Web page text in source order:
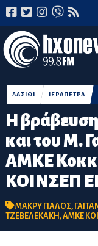
Η
και του Μ.
ΑΜΚΕ
ΚΟΙΝΣΕΠ
ΛΑΣΙΘΙ ΙΕΡΑΠΕΤΡΑ
ΜΑΚΡΥ ΓΙΑΛΟΣ,
ΤΖΕΒΕΛΕΚΑΚΗ,ΑΜΚΕ